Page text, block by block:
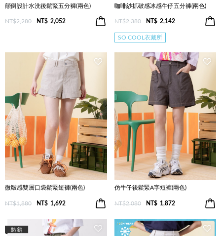
顛倒設計水洗後鬆緊五分褲(兩色)
NT$2,280 NT$ 2,052
咖啡紗抓破感冰感牛仔五分褲(兩色)
NT$2,380 NT$ 2,142
SO COOL衣藏所
微皺感雙層口袋鬆緊短褲(兩色)
NT$1,880 NT$ 1,692
仿牛仔後鬆緊A字短褲(兩色)
NT$2,080 NT$ 1,872